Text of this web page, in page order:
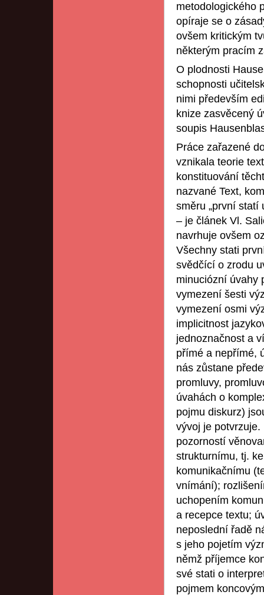
metodologického
opíraje se o
ovšem kritickým
některým pracím
O plodnosti
schopnosti
nimi především
knize zasvěcený
soupis
Práce zařazené
vznikala teorie
konstituování
nazvané Text,
směru „první statí
– je článek Vl.
navrhuje ovšem
Všechny stati
svědčící o zrodu
minuciózní úvahy
vymezení šesti
vymezení osmi
implicitnost
jednoznačnost a
přímé a nepřímé,
nás zůstane
promluvy,
úvahách o
pojmu diskurz)
vývoj je
pozorností
strukturnímu, tj.
komunikačnímu
vnímání);
uchopením
a recepce textu;
neposlední řadě
s jeho pojetím
němž příjemce
své stati o
pojmem